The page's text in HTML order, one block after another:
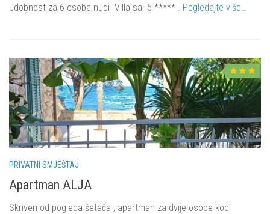
udobnost za 6 osoba nudi Villa sa 5 ***** . Pogledajte više…
PRIVATNI SMJEŠTAJ
Apartman ALJA
Skriven od pogleda šetača , apartman za dvije osobe kod